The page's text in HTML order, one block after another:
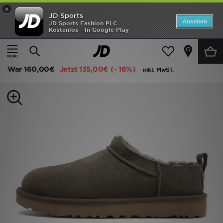
×
JD Sports
JD Sports Fashion PLC
Kostenlos - In Google Play
Ansehen
Startseite
Frauen Frauenschuhe Sneakers
UGG Micro Slip On Damen
War160,00€ Jetzt135,00€ (- 16%) inkl. MwST.
Startseite
ANGEBOTE
Herren
Bestsellers
JD Exklusives